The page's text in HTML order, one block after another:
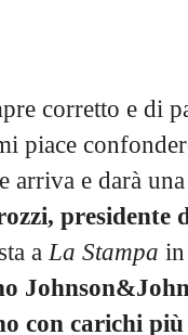
corretto e di
piace
arriva e darà
aLa Stampa in
con carichi